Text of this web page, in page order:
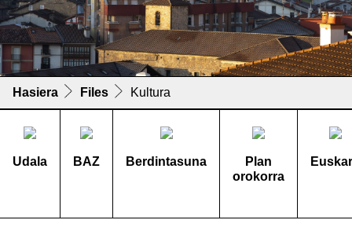
Hasiera Files Kultura
Udala BAZ Berdintasuna
Plan
orokorra